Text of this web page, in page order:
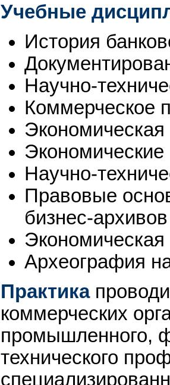
Учебные
История
Научно-
Коммерческое
Экономическая
Научно-
Правовые
бизнес-
Экономическая
Археография
Практика
коммерческих
промышленного,
технического